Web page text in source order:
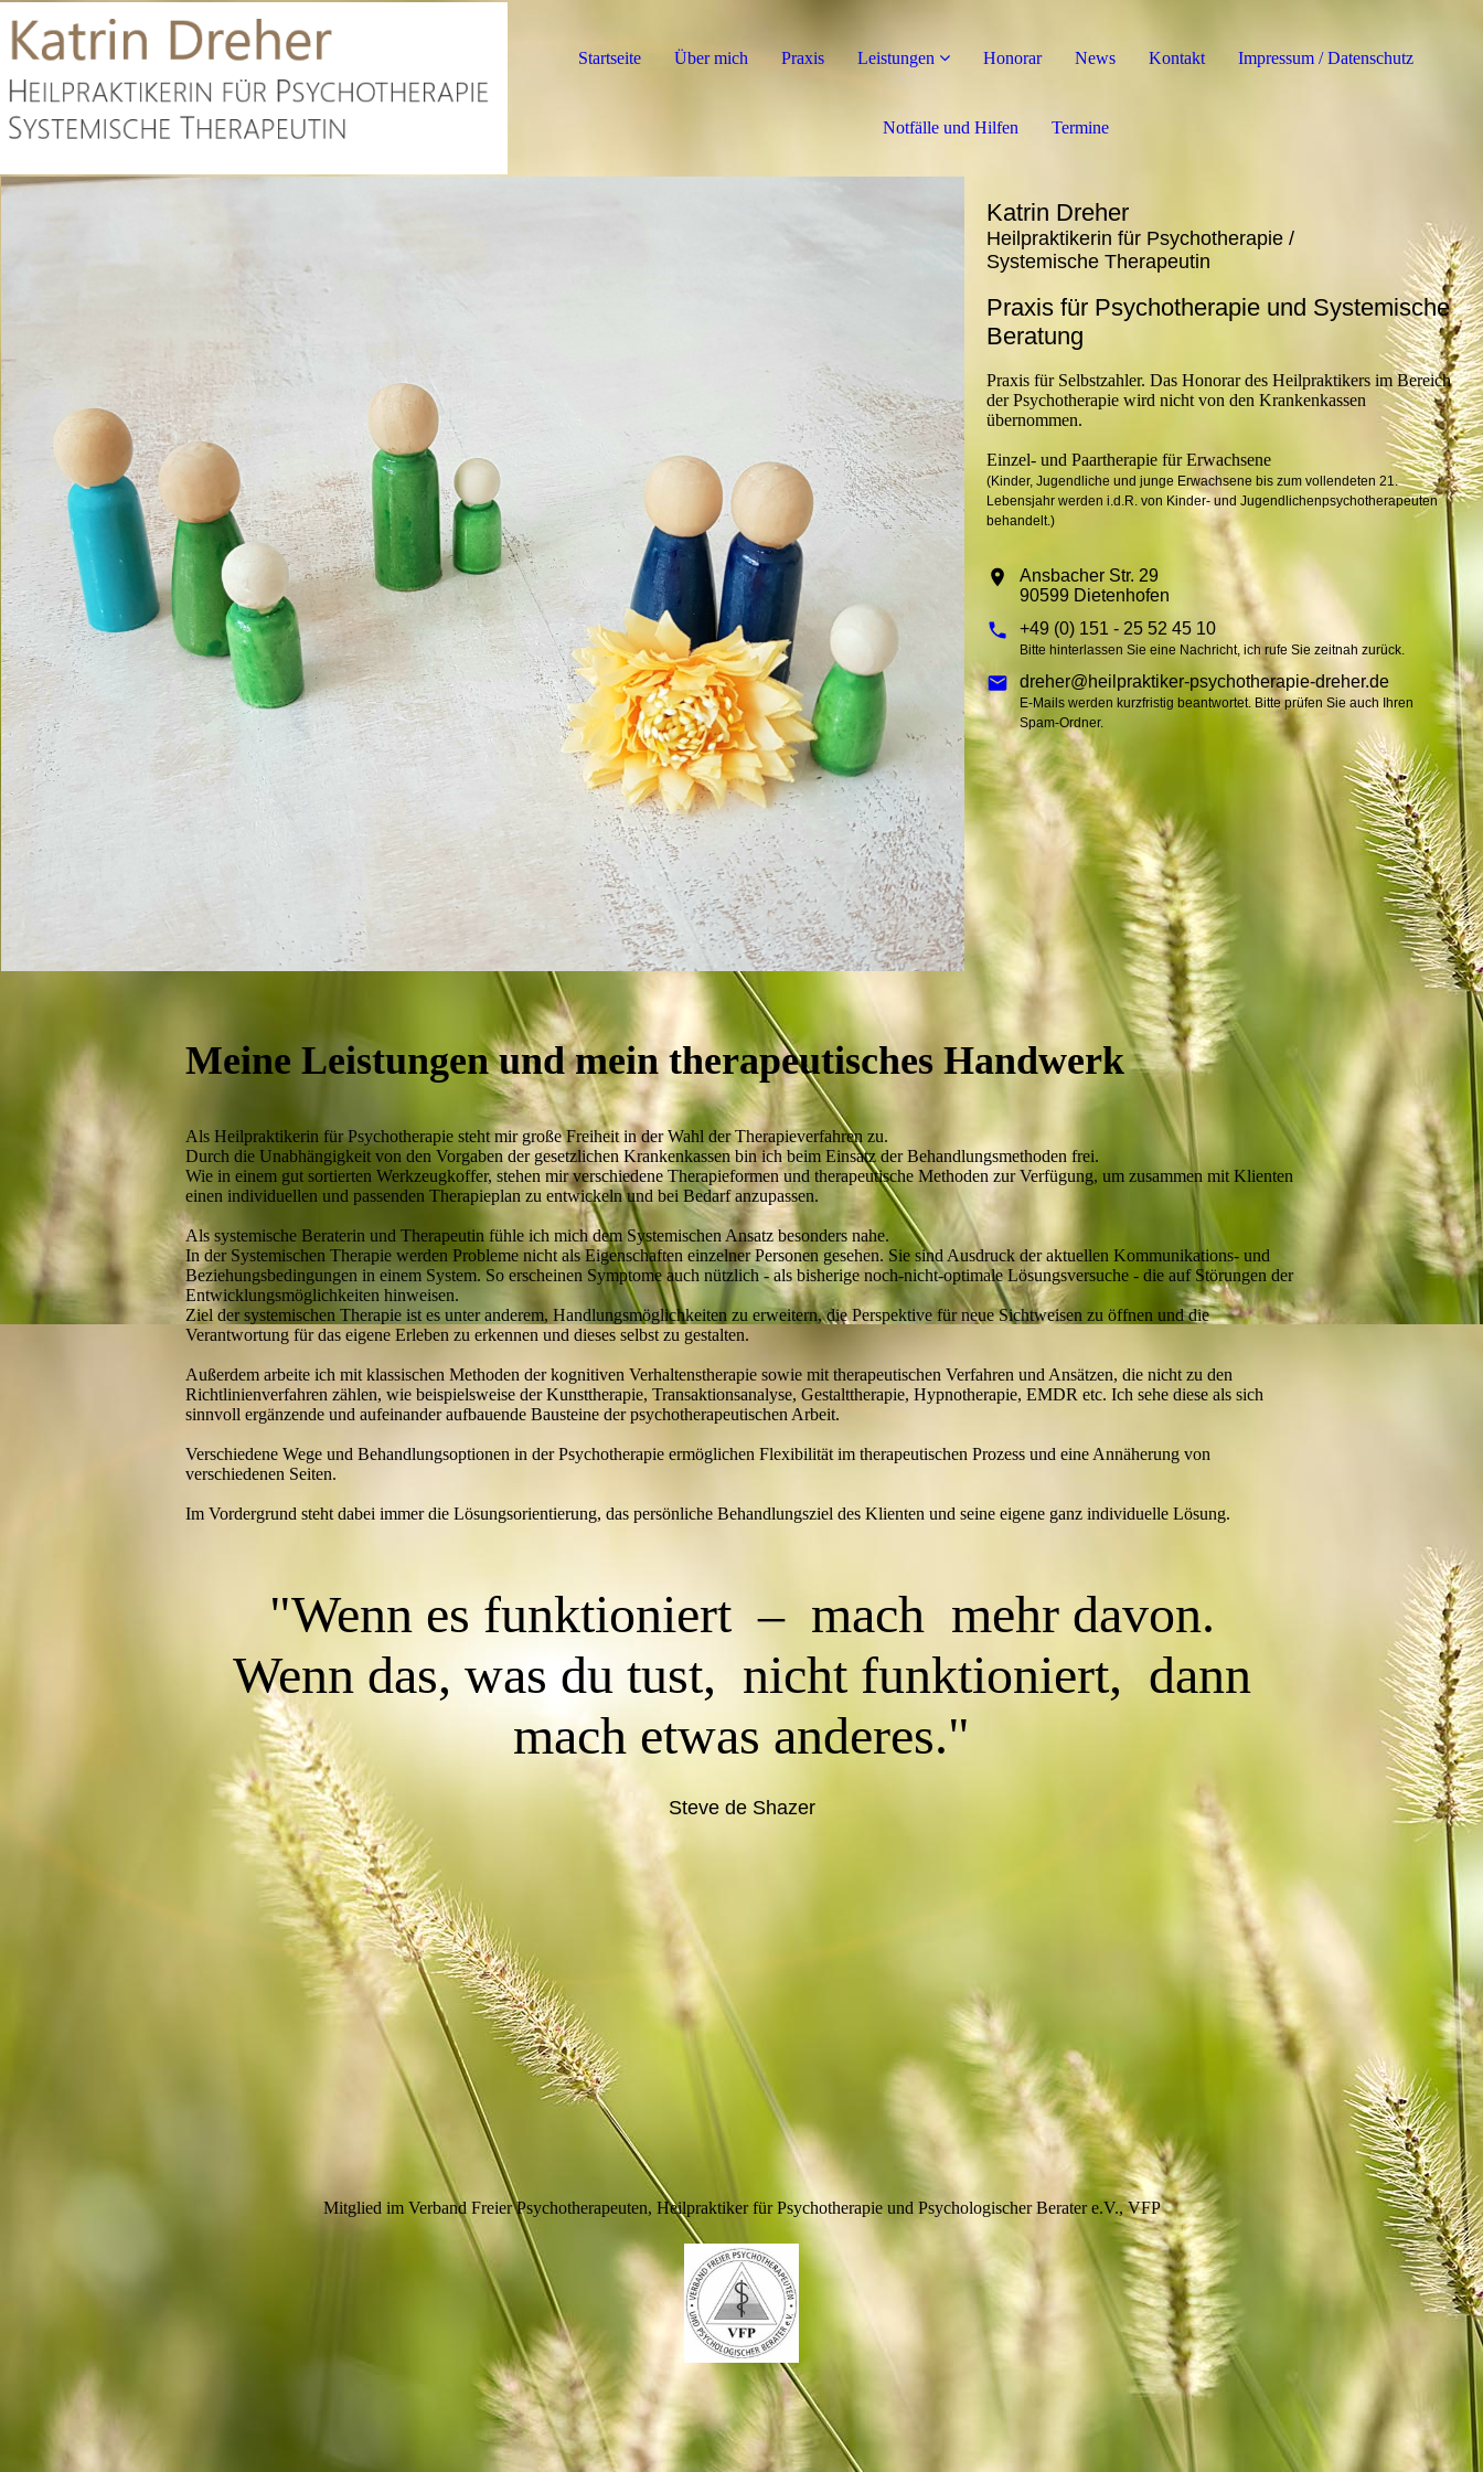
Startseite Über mich Praxis Leistungen Honorar News Kontakt Impressum / Datenschutz
Notfälle und Hilfen Termine
Katrin Dreher
Praxis für Psychotherapie nach dem
Heilpraktikergesetz
Katrin Dreher
Heilpraktikerin für Psychotherapie /
Systemische Therapeutin
Praxis für Psychotherapie und Systemische
Beratung
Praxis für Selbstzahler. Das Honorar des Heilpraktikers im Bereich
der Psychotherapie wird nicht von den Krankenkassen
übernommen.
Einzel- und Paartherapie für Erwachsene
(Kinder, Jugendliche und junge Erwachsene bis zum vollendeten 21.
Lebensjahr werden i.d.R. von Kinder- und Jugendlichenpsychotherapeuten
behandelt.)
Ansbacher Str. 29
90599 Dietenhofen
+49 (0) 151 - 25 52 45 10
Bitte hinterlassen Sie eine Nachricht, ich rufe Sie zeitnah zurück.
dreher@heilpraktiker-psychotherapie-dreher.de
E-Mails werden kurzfristig beantwortet. Bitte prüfen Sie auch Ihren
Spam-Ordner.
Meine Leistungen und mein therapeutisches Handwerk
Als Heilpraktikerin für Psychotherapie steht mir große Freiheit in der Wahl der Therapieverfahren zu.
Durch die Unabhängigkeit von den Vorgaben der gesetzlichen Krankenkassen bin ich beim Einsatz der Behandlungsmethoden frei.
Wie in einem gut sortierten Werkzeugkoffer, stehen mir verschiedene Therapieformen und therapeutische Methoden zur Verfügung, um zusammen mit Klienten
einen individuellen und passenden Therapieplan zu entwickeln und bei Bedarf anzupassen.
Als systemische Beraterin und Therapeutin fühle ich mich dem Systemischen Ansatz besonders nahe.
In der Systemischen Therapie werden Probleme nicht als Eigenschaften einzelner Personen gesehen. Sie sind Ausdruck der aktuellen Kommunikations- und
Beziehungsbedingungen in einem System. So erscheinen Symptome auch nützlich - als bisherige noch-nicht-optimale Lösungsversuche - die auf Störungen der
Entwicklungsmöglichkeiten hinweisen.
Ziel der systemischen Therapie ist es unter anderem, Handlungsmöglichkeiten zu erweitern, die Perspektive für neue Sichtweisen zu öffnen und die
Verantwortung für das eigene Erleben zu erkennen und dieses selbst zu gestalten.
Außerdem arbeite ich mit klassischen Methoden der kognitiven Verhaltenstherapie sowie mit therapeutischen Verfahren und Ansätzen, die nicht zu den
Richtlinienverfahren zählen, wie beispielsweise der Kunsttherapie, Transaktionsanalyse, Gestalttherapie, Hypnotherapie, EMDR etc. Ich sehe diese als sich
sinnvoll ergänzende und aufeinander aufbauende Bausteine der psychotherapeutischen Arbeit.
Verschiedene Wege und Behandlungsoptionen in der Psychotherapie ermöglichen Flexibilität im therapeutischen Prozess und eine Annäherung von
verschiedenen Seiten.
Im Vordergrund steht dabei immer die Lösungsorientierung, das persönliche Behandlungsziel des Klienten und seine eigene ganz individuelle Lösung.
"Wenn es funktioniert – mach mehr davon.
Wenn das, was du tust, nicht funktioniert, dann
mach etwas anderes."
Steve de Shazer
Mitglied im Verband Freier Psychotherapeuten, Heilpraktiker für Psychotherapie und Psychologischer Berater e.V., VFP